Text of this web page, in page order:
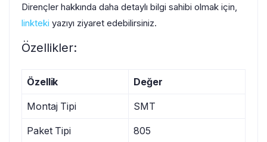
Dirençler hakkında daha detaylı bilgi sahibi olmak için,
linkteki yazıyı ziyaret edebilirsiniz.
Özellikler:
Özellik Değer
Montaj Tipi SMT
Paket Tipi 805